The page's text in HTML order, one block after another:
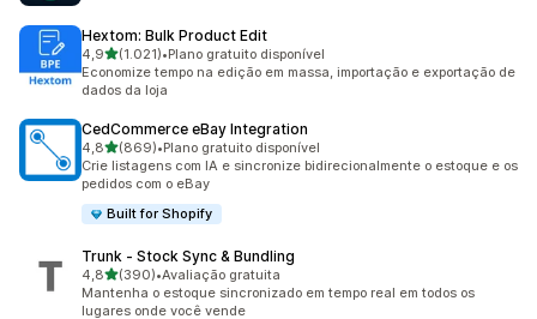
Hextom: Bulk Product Edit
4,9de 5 estrelas
(1.021)
1021 avaliações ao todo
•Plano gratuito disponível
Economize tempo na edição em massa, importação e exportação de
dados da loja
CedCommerce eBay Integration
4,8de 5 estrelas
(869)
869 avaliações ao todo
•Plano gratuito disponível
Crie listagens com IA e sincronize bidirecionalmente o estoque e os
pedidos com o eBay
Built for Shopify
Trunk ‑ Stock Sync & Bundling
4,8de 5 estrelas
(390)
390 avaliações ao todo
•Avaliação gratuita
Mantenha o estoque sincronizado em tempo real em todos os
lugares onde você vende